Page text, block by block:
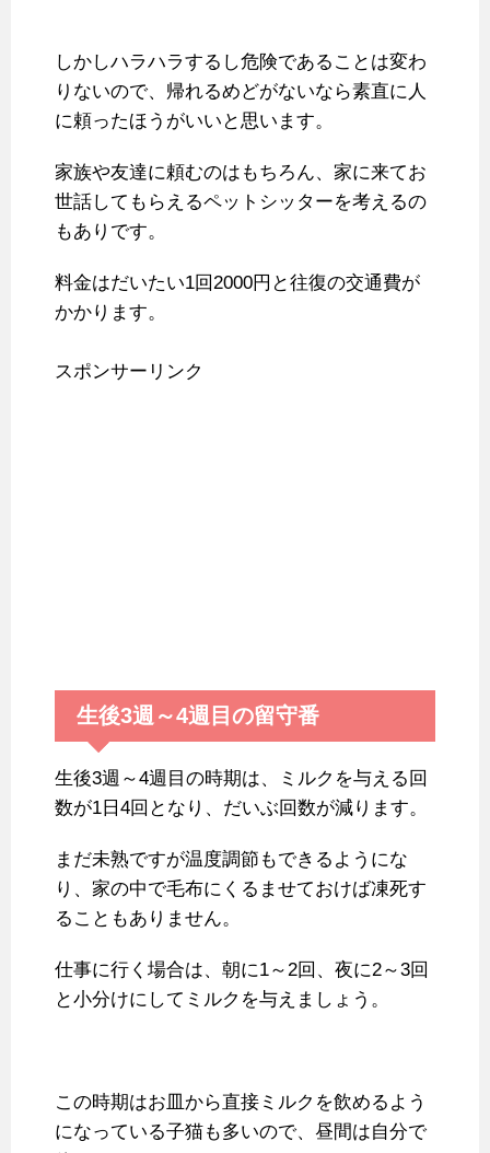
しかしハラハラするし危険であることは変わ
りないので、帰れるめどがないなら素直に人
に頼ったほうがいいと思います。
家族や友達に頼むのはもちろん、家に来てお
世話してもらえるペットシッターを考えるの
もありです。
料金はだいたい1回2000円と往復の交通費が
かかります。
スポンサーリンク
生後3週～4週目の留守番
生後3週～4週目の時期は、ミルクを与える回
数が1日4回となり、だいぶ回数が減ります。
まだ未熟ですが温度調節もできるようにな
り、家の中で毛布にくるませておけば凍死す
ることもありません。
仕事に行く場合は、朝に1～2回、夜に2～3回
と小分けにしてミルクを与えましょう。
この時期はお皿から直接ミルクを飲めるよう
になっている子猫も多いので、昼間は自分で